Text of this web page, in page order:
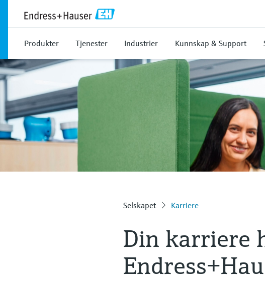
Produkter Tjenester Industrier Kunnskap & Support
Selskapet Karriere
Din karriere